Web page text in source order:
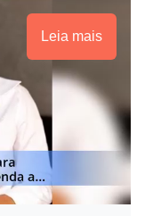
Leia mais